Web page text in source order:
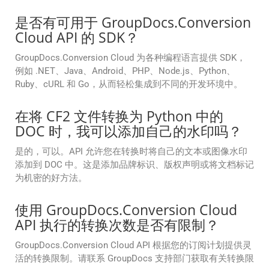
是否有可用于 GroupDocs.Conversion
Cloud API 的 SDK？
GroupDocs.Conversion Cloud 为各种编程语言提供 SDK，
例如 .NET、Java、Android、PHP、Node.js、Python、
Ruby、cURL 和 Go，从而轻松集成到不同的开发环境中。
在将 CF2 文件转换为 Python 中的
DOC 时，我可以添加自己的水印吗？
是的，可以。API 允许您在转换时将自己的文本或图像水印
添加到 DOC 中。这是添加品牌标识、版权声明或将文档标记
为机密的好方法。
使用 GroupDocs.Conversion Cloud
API 执行的转换次数是否有限制？
GroupDocs.Conversion Cloud API 根据您的订阅计划提供灵
活的转换限制。请联系 GroupDocs 支持部门获取有关转换限